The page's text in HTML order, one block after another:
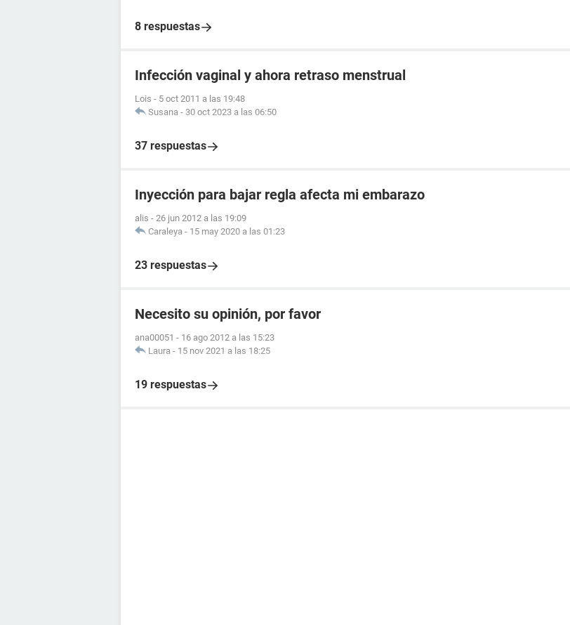
8 respuestas
Infección vaginal y ahora retraso menstrual
Lois - 5 oct 2011 a las 19:48
Susana - 30 oct 2023 a las 06:50
37 respuestas
Inyección para bajar regla afecta mi embarazo
alis - 26 jun 2012 a las 19:09
Caraleya - 15 may 2020 a las 01:23
23 respuestas
Necesito su opinión, por favor
ana00051 - 16 ago 2012 a las 15:23
Laura - 15 nov 2021 a las 18:25
19 respuestas